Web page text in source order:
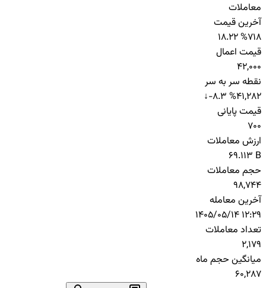
معاملات
آخرین قیمت
718
18.22 %
قیمت اعمال
42,000
نقطه سر به سر
41,282
↓-8.3 %
قیمت پایانی
700
ارزش معاملات
69.113 B
حجم معاملات
98,744
آخرین معامله
1405/05/14 12:29
تعداد معاملات
2,179
میانگین حجم ماه
60,287